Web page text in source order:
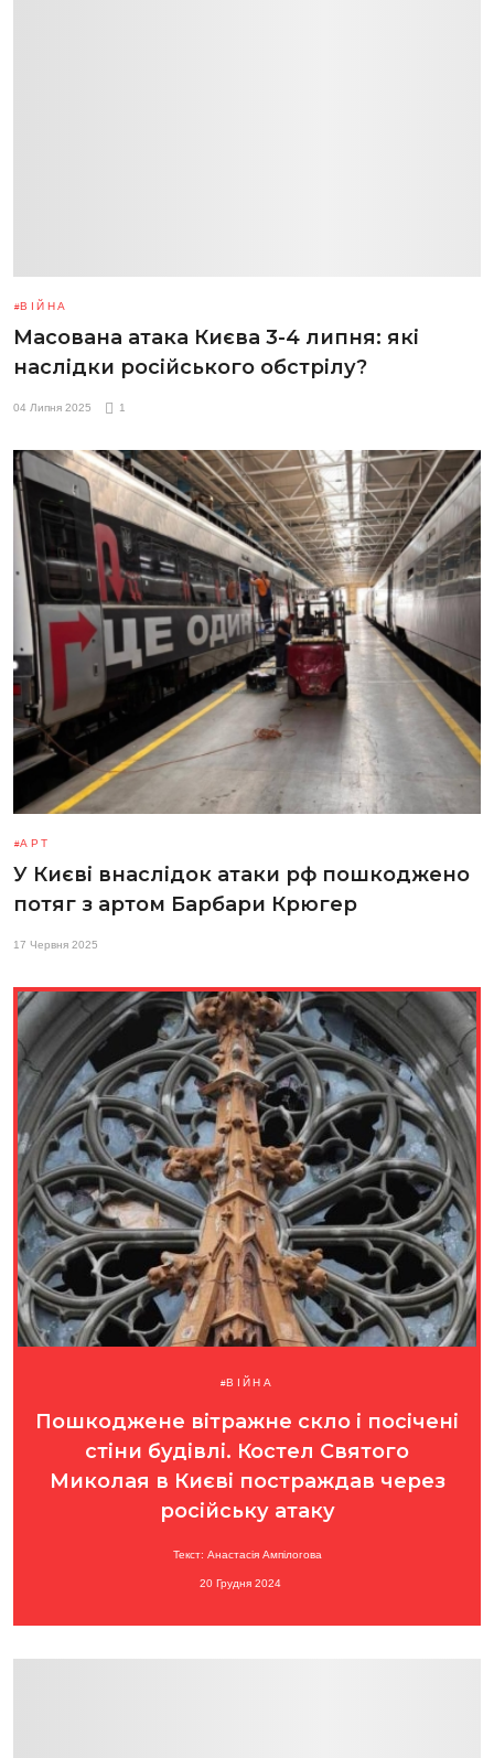
ВІЙНА
Масована атака Києва 3-4 липня: які
наслідки російського обстрілу?
04 Липня 2025 1
АРТ
У Києві внаслідок атаки рф пошкоджено
потяг з артом Барбари Крюгер
17 Червня 2025
ВІЙНА
Пошкоджене вітражне скло і посічені
стіни будівлі. Костел Святого
Миколая в Києві постраждав через
російську атаку
Текст: Анастасія Ампілогова
20 Грудня 2024